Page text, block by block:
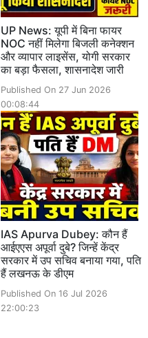
UP News: यूपी में बिना फायर
NOC नहीं मिलेगा बिजली कनेक्शन
और व्यापार लाइसेंस, योगी सरकार
का बड़ा फैसला, शासनादेश जारी
Published On 27 Jun 2026
00:08:44
IAS Apurva Dubey: कौन हैं
आईएएस अपूर्वा दुबे? जिन्हें केंद्र
सरकार में उप सचिव बनाया गया, पति
हैं लखनऊ के डीएम
Published On 16 Jul 2026
22:00:23